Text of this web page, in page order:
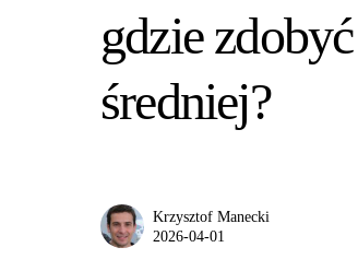
gdzie
średniej?
Krzysztof Manecki
2026-04-01